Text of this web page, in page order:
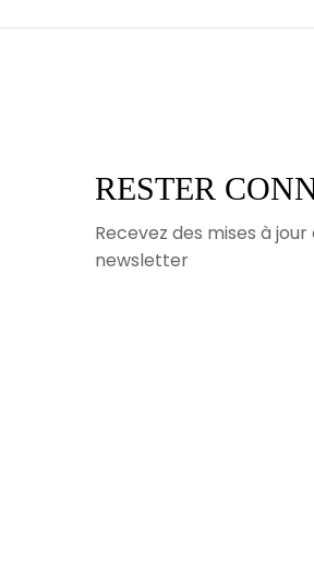
RESTER
Recevez des mises à
newsletter